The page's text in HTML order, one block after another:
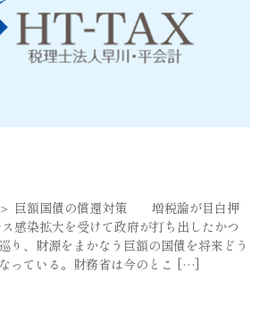
＞ 巨額国債の償還対策 増税論が目白押
感染拡大を受けて政府が打ち出したかつ
り、財源をまかなう巨額の国債を将来どう
っている。財務省は今のとこ […]